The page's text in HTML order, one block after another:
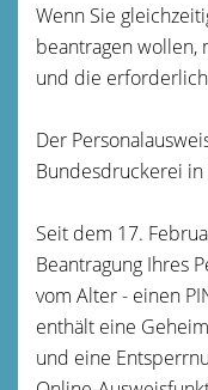
Wenn Sie
beantragen wollen,
und die
Der
Bundesdruckerei
Seit dem 17.
Beantragung Ihres
vom Alter - einen
enthält eine
und eine